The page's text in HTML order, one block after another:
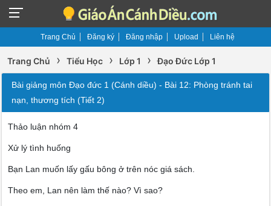
Trang Chủ Đăng ký Đăng nhập Upload Liên hệ
Trang Chủ › Tiểu Học › Lớp 1 › Đạo Đức Lớp 1
Bài giảng môn Đạo đức 1 (Cánh diều) - Bài 12: Phòng tránh tai
nạn, thương tích (Tiết 2)
Thảo luận nhóm 4
Xử lý tình huống
Bạn Lan muốn lấy gấu bông ở trên nóc giá sách.
Theo em, Lan nên làm thế nào? Vì sao?